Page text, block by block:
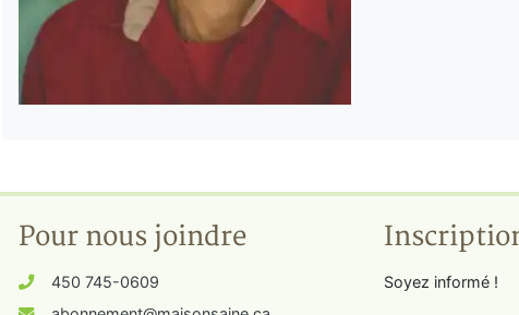
Pour nous joindre
450 745-0609
Soyez informé !